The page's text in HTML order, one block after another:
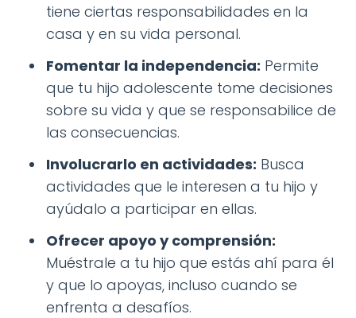
tiene ciertas responsabilidades en la
casa y en su vida personal.
Fomentar la independencia: Permite
que tu hijo adolescente tome decisiones
sobre su vida y que se responsabilice de
las consecuencias.
Involucrarlo en actividades: Busca
actividades que le interesen a tu hijo y
ayúdalo a participar en ellas.
Ofrecer apoyo y comprensión:
Muéstrale a tu hijo que estás ahí para él
y que lo apoyas, incluso cuando se
enfrenta a desafíos.